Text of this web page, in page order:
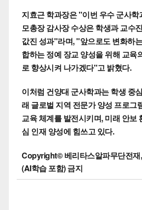
지효근 학과장은 "이번 우수 군사학
모총장 감사장 수상은 학생과 교수
값진 성과"라며, "앞으로도 변화하
합하는 정예 장교 양성을 위해 교육
로 향상시켜 나가겠다"고 밝혔다.
이처럼 건양대 군사학과는 학생 중
래 글로벌 지역 전문가 양성 프로그
교육 체계를 발전시키며, 미래 안보
심 인재 양성에 힘쓰고 있다.
Copyright© 베리타스알파무단전재
(AI학습 포함) 금지